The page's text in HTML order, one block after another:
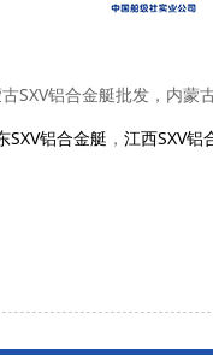
铝合金艇批发，内
SXV铝合金艇 ， 江西SXV铝